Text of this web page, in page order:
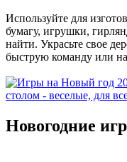
Используйте для
бумагу, игрушки,
найти. Украсьте свое
быструю команду или
Новогодние